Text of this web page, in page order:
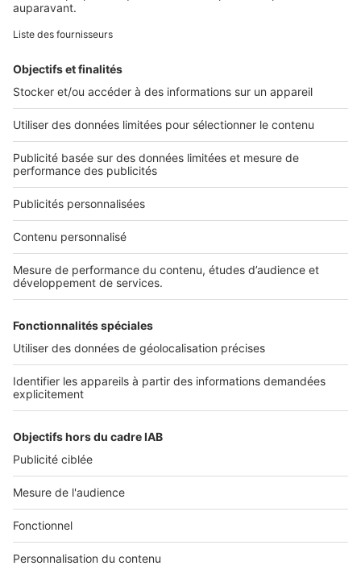
Retrouvez-nous sur ...
L'ENTREPRISE
Qui sommes-nous ?
Nous contacter
Nous recrutons
NOS APPLICATIONS
Découvrez nos applications
Tous nos services pro
Accès client
Mes annonces sur SeLoger
À DÉCOUVRIR
Tout l'immobilier
Toutes les villes
Tous les départements
Toutes les régions
SeLoger © 1992 - 2023